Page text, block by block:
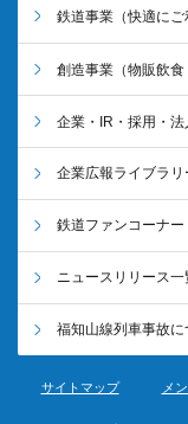
鉄道事業 （快適に
創造事業 （物販飲
企業・IR・採用・法
企業広報ライブラリ
鉄道ファンコーナー
ニュースリリース一
福知山線列車事故に
サイトマップ メ